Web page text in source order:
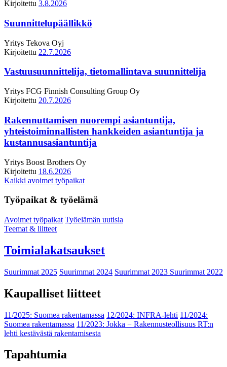
Kirjoitettu 3.8.2026
Suunnittelupäällikkö
Yritys Tekova Oyj
Kirjoitettu 22.7.2026
Vastuusuunnittelija, tietomallintava suunnittelija
Yritys FCG Finnish Consulting Group Oy
Kirjoitettu 20.7.2026
Rakennuttamisen nuorempi asiantuntija,
yhteistoiminnallisten hankkeiden asiantuntija ja
kustannusasiantuntija
Yritys Boost Brothers Oy
Kirjoitettu 18.6.2026
Kaikki avoimet työpaikat
Työpaikat & työelämä
Avoimet työpaikat Työelämän uutisia
Teemat & liitteet
Toimialakatsaukset
Suurimmat 2025 Suurimmat 2024 Suurimmat 2023 Suurimmat 2022
Kaupalliset liitteet
11/2025: Suomea rakentamassa 12/2024: INFRA-lehti 11/2024:
Suomea rakentamassa 11/2023: Jokka − Rakennusteollisuus RT:n
lehti kestävästä rakentamisesta
Tapahtumia